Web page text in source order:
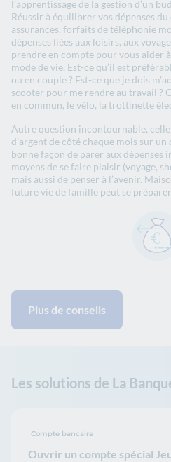
l’apprentissage de la gestion d’un
Réussir à équilibrer vos dépenses
assurances, forfaits de téléphonie
dépenses liées aux loisirs, aux
prendre en compte pour vous aider
mode de vie. Est-ce qu’il est
ou en couple ? Est-ce que je dois
scooter pour me rendre au travail ?
en commun, le vélo, la trottinette
Autre question incontournable, celle
d’argent de côté chaque mois sur un
bonne façon de parer aux dépenses
moyens de se faire plaisir (voyage,
mais aussi de penser à l’avenir.
future vie de famille peut se
Plus de conseils
Les solutions de La
Ouvrir un compte spécial
Compte bancaire